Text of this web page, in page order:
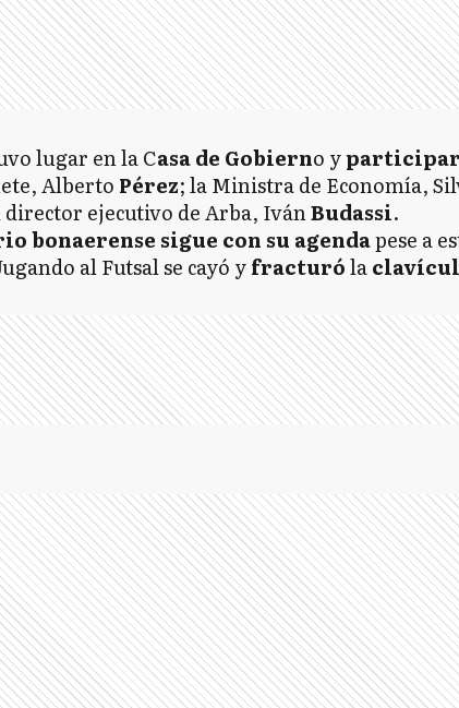
lugar en la Casa de Gobierno y
Alberto Pérez; la Ministra de Economía,
director ejecutivo de Arba, IvánBudassi.
bonaerense sigue con su agendapese a
al Futsal se cayó yfracturóla